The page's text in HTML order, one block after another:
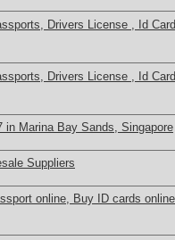
Drivers License , Id
Drivers License , Id
in Marina Bay Sands, Singapore
Suppliers
online, Buy ID cards